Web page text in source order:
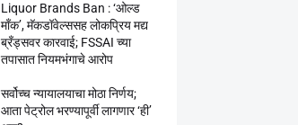
Liquor Brands Ban : ‘ओल्ड
मॉंक’, मॅकडॉवेल्ससह लोकप्रिय मद्य
ब्रँड्सवर कारवाई; FSSAI च्या
तपासात नियमभंगाचे आरोप
सर्वोच्च न्यायालयाचा मोठा निर्णय;
आता पेट्रोल भरण्यापूर्वी लागणार ‘ही’